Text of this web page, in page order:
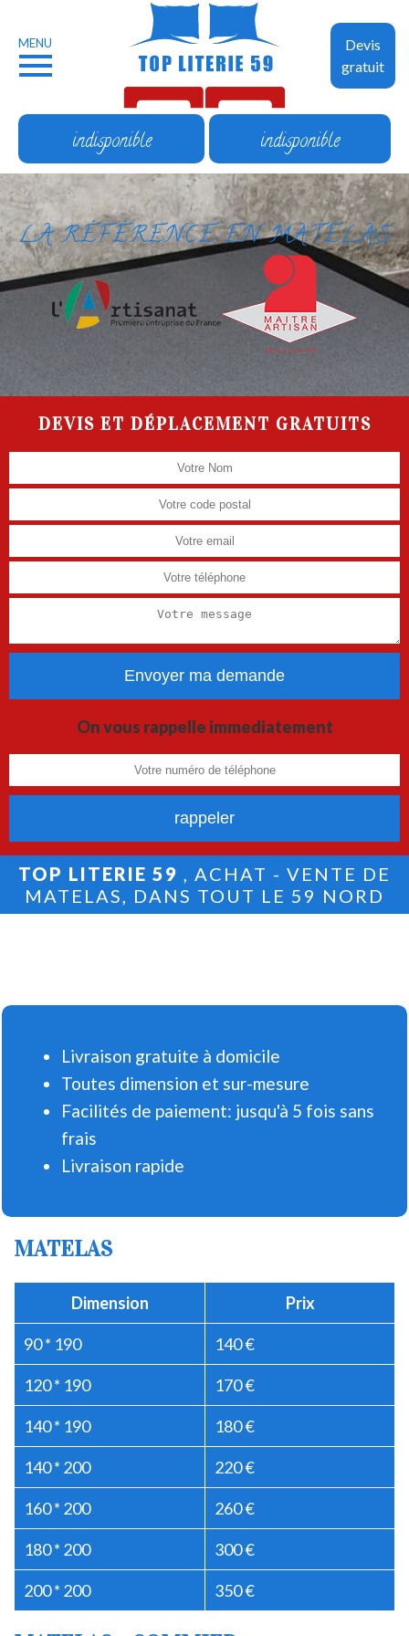
Devis
gratuit
MENU
indisponible indisponible
LA RÉFÉRENCE EN MATELAS
DEVIS ET DÉPLACEMENT GRATUITS
On vous rappelle immediatement
TOP LITERIE 59 , ACHAT - VENTE DE
MATELAS, DANS TOUT LE 59 NORD
Livraison gratuite à domicile
Toutes dimension et sur-mesure
Facilités de paiement: jusqu'à 5 fois sans
frais
Livraison rapide
MATELAS
Dimension Prix
90 * 190 140 €
120 * 190 170 €
140 * 190 180 €
140 * 200 220 €
160 * 200 260 €
180 * 200 300 €
200 * 200 350 €